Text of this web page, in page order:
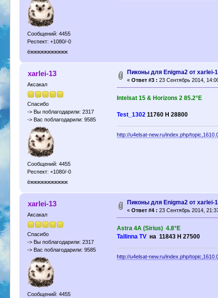
Сообщений: 4455
Респект: +1080/-0
ёжжжжжжжжжжж
xarlei-13
Аксакал
Спасибо
-> Вы поблагодарили: 2317
-> Вас поблагодарили: 9585
Сообщений: 4455
Респект: +1080/-0
ёжжжжжжжжжжж
Пиконы для Enigma2 от xarlei-
«Ответ #3 : 23 Сентябрь 2014,
Intelsat 15 & Horizons 2 85.2°E
Test_1302 11760 H 28800
http://u4elsat-new.ru/index.php/
xarlei-13
Аксакал
Спасибо
-> Вы поблагодарили: 2317
-> Вас поблагодарили: 9585
Сообщений: 4455
Пиконы для Enigma2 от xarlei-
«Ответ #4 : 23 Сентябрь 2014,
Astra 4A (Sirius) 4.8°E
Tallinna TVна 11843 Н 27500
http://u4elsat-new.ru/index.php/